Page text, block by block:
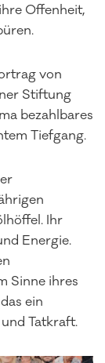
Offenheit,
von
Stiftung
bezahlbares
Tiefgang.
Ihr
Energie.
Sinne ihres
ein
Tatkraft.